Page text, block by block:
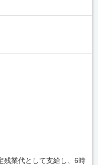
業代として支給し、6時